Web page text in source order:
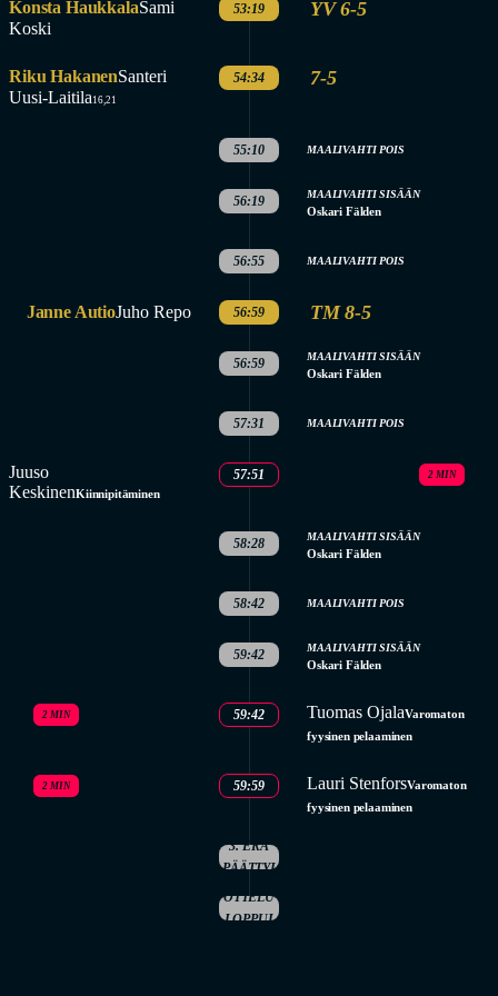
Konsta HaukkalaSami
Koski
53:19 YV 6-5
Riku HakanenSanteri
Uusi-Laitila 16,21
54:34 7-5
55:10 MAALIVAHTI POIS
56:19 MAALIVAHTI SISÄÄN
Oskari Fälden
56:55 MAALIVAHTI POIS
Janne AutioJuho Repo 56:59 TM 8-5
56:59 MAALIVAHTI SISÄÄN
Oskari Fälden
57:31 MAALIVAHTI POIS
Juuso
KeskinenKiinnipitäminen
2 MIN
57:51
58:28 MAALIVAHTI SISÄÄN
Oskari Fälden
58:42 MAALIVAHTI POIS
59:42 MAALIVAHTI SISÄÄN
Oskari Fälden
59:42 Tuomas OjalaVaromaton
fyysinen pelaaminen
2 MIN
59:59 Lauri StenforsVaromaton
fyysinen pelaaminen
2 MIN
3. ERÄ
PÄÄTTYI
OTTELU
LOPPUI